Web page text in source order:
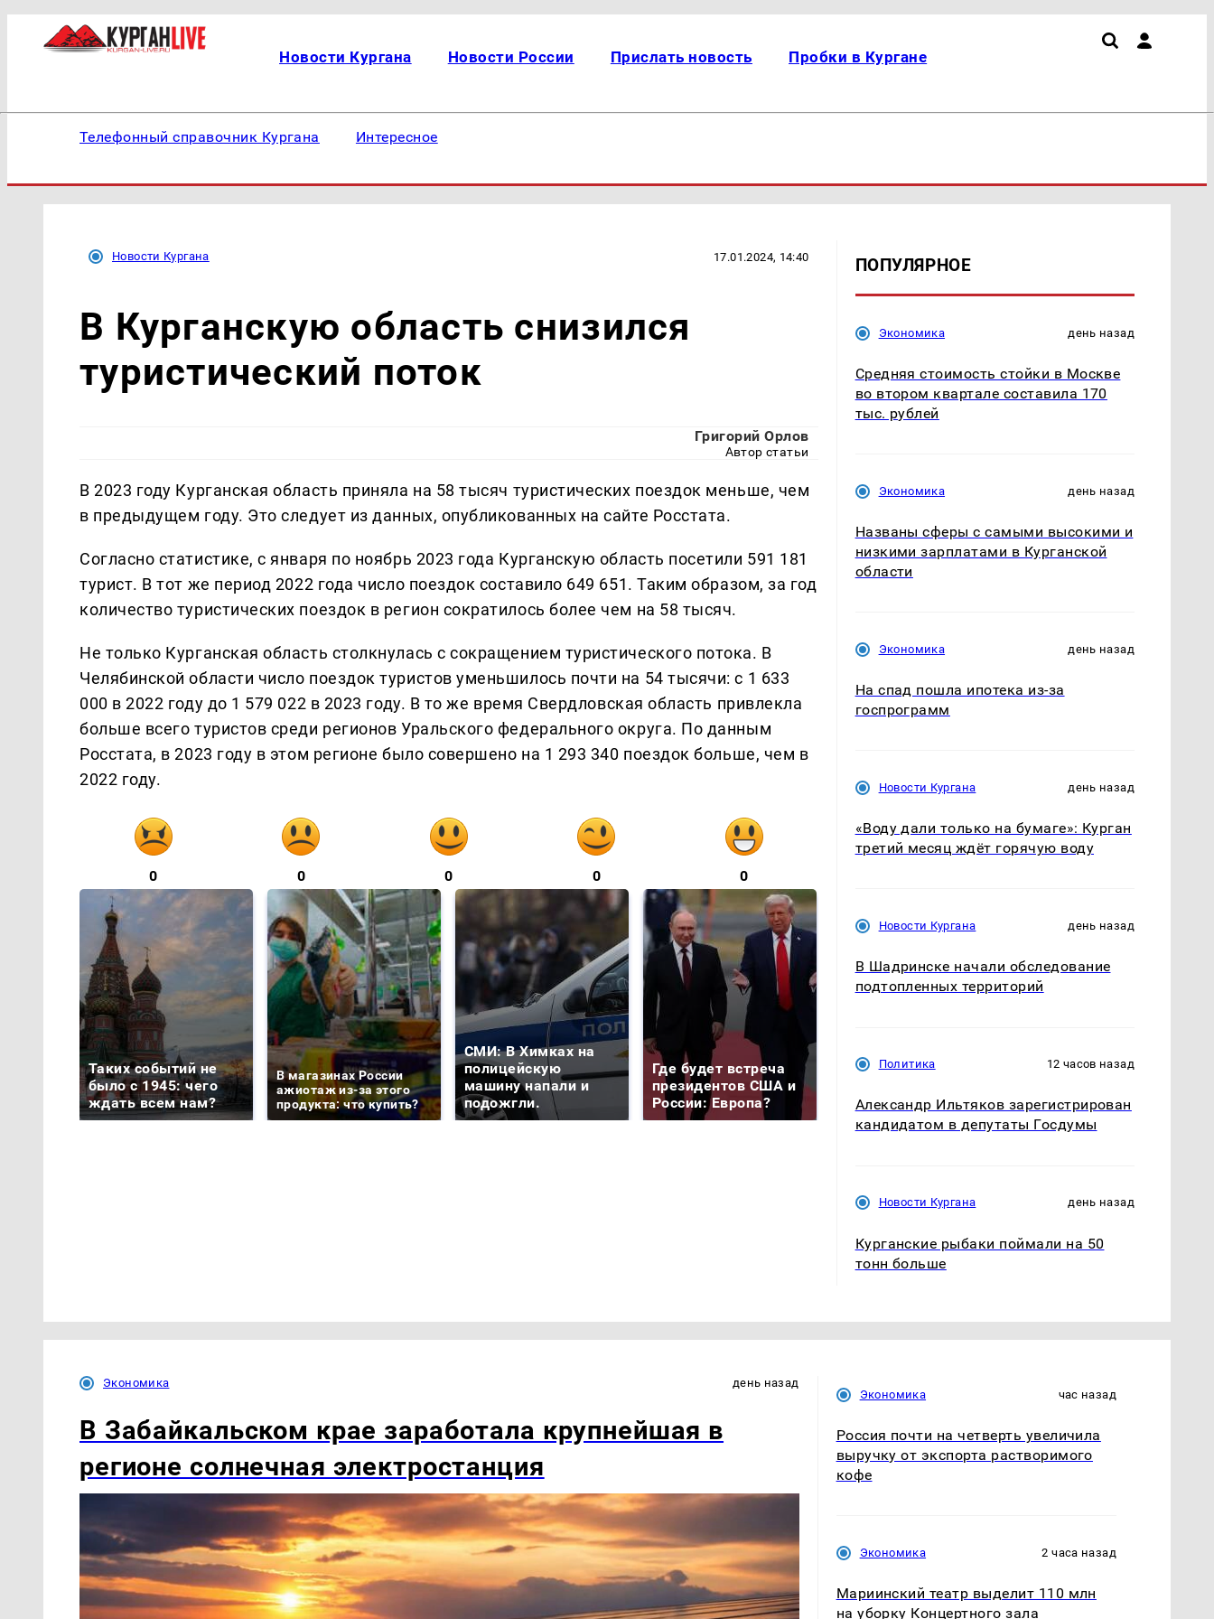
Новости Кургана Новости России Прислать новость Пробки в Кургане
Телефонный справочник Кургана Интересное
Новости Кургана 17.01.2024, 14:40
В Курганскую область снизился
туристический поток
Григорий Орлов
Автор статьи
В 2023 году Курганская область приняла на 58 тысяч туристических поездок меньше, чем
в предыдущем году. Это следует из данных, опубликованных на сайте Росстата.
Согласно статистике, с января по ноябрь 2023 года Курганскую область посетили 591 181
турист. В тот же период 2022 года число поездок составило 649 651. Таким образом, за год
количество туристических поездок в регион сократилось более чем на 58 тысяч.
Не только Курганская область столкнулась с сокращением туристического потока. В
Челябинской области число поездок туристов уменьшилось почти на 54 тысячи: с 1 633
000 в 2022 году до 1 579 022 в 2023 году. В то же время Свердловская область привлекла
больше всего туристов среди регионов Уральского федерального округа. По данным
Росстата, в 2023 году в этом регионе было совершено на 1 293 340 поездок больше, чем в
2022 году.
0 0 0 0 0
Таких событий не
было с 1945: чего
ждать всем нам?
В магазинах России
ажиотаж из-за этого
продукта: что купить?
СМИ: В Химках на
полицейскую
машину напали и
подожгли.
Где будет встреча
президентов США и
России: Европа?
Такую зиму в России
так?!
Кавказе: смотреть
ПОПУЛЯРНОЕ
Экономика день назад
Средняя стоимость стойки в Москве
во втором квартале составила 170
тыс. рублей
Экономика день назад
Названы сферы с самыми высокими и
низкими зарплатами в Курганской
области
Экономика день назад
На спад пошла ипотека из-за
госпрограмм
Новости Кургана день назад
«Воду дали только на бумаге»: Курган
третий месяц ждёт горячую воду
Новости Кургана день назад
В Шадринске начали обследование
подтопленных территорий
Политика 12 часов назад
Александр Ильтяков зарегистрирован
кандидатом в депутаты Госдумы
Новости Кургана день назад
Курганские рыбаки поймали на 50
тонн больше
Экономика день назад
В Забайкальском крае заработала крупнейшая в
регионе солнечная электростанция
Экономика час назад
Россия почти на четверть увеличила
выручку от экспорта растворимого
кофе
Экономика 2 часа назад
Мариинский театр выделит 110 млн
на уборку Концертного зала